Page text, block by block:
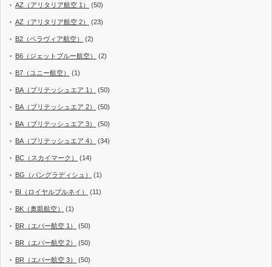
AZ（アリタリア航空 1） (50)
AZ（アリタリア航空 2） (23)
B2（ベラヴィア航空） (2)
B6（ジェットブルー航空） (2)
B7（ユニー航空） (1)
BA（ブリテッシュエア 1） (50)
BA（ブリテッシュエア 2） (50)
BA（ブリテッシュエア 3） (50)
BA（ブリテッシュエア 4） (34)
BC（スカイマーク） (14)
BG（バングラディシュ） (1)
BI（ロイヤルブルネイ） (11)
BK（奥凱航空） (1)
BR（エバー航空 1） (50)
BR（エバー航空 2） (50)
BR（エバー航空 3） (50)